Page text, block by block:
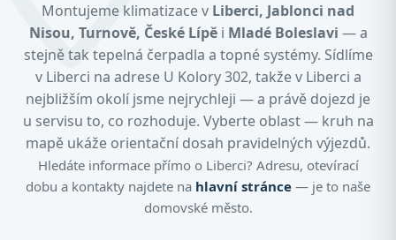
Montujeme klimatizace v Liberci, Jablonci nad
Nisou, Turnově, České Lípěi Mladé Boleslavi — a
stejně tak tepelná čerpadla a topné systémy. Sídlíme
v Liberci na adrese U Kolory 302, takže v Liberci a
nejbližším okolí jsme nejrychleji — a právě dojezd je
u servisu to, co rozhoduje. Vyberte oblast — kruh na
mapě ukáže orientační dosah pravidelných výjezdů.
Hledáte informace přímo o Liberci? Adresu, otevírací
dobu a kontakty najdete na hlavní stránce — je to naše
domovské město.